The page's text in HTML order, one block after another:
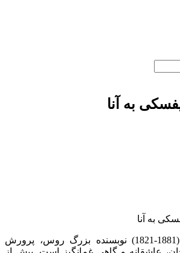
به آنا
به آنا
(1881-1821) نوبسنده بزرگ روس، پرورش